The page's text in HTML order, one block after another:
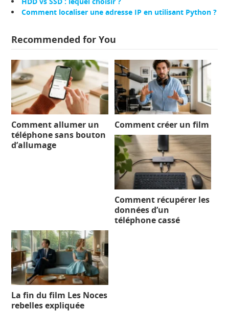
Comment localiser une adresse IP en utilisant Python ?
Recommended for You
Comment allumer un
téléphone sans bouton
d’allumage
Comment créer un film
Comment récupérer les
données d’un
téléphone cassé
La fin du film Les Noces
rebelles expliquée